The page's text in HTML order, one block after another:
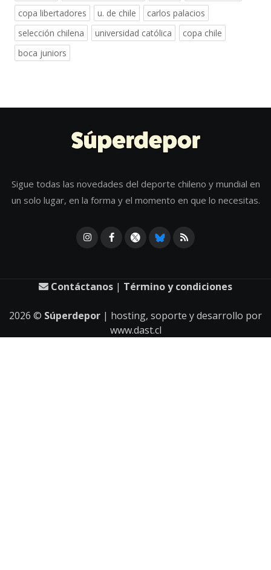
copa libertadores
u. de chile
carlos palacios
selección chilena
universidad católica
copa chile
boca juniors
Sigue todas las novedades del deporte chileno y mundial en
un solo lugar, en la forma y el momento en que lo necesitas.
Contáctanos | Término y condiciones
2026 © Súperdepor | hosting, soporte y desarrollo por
www.dast.cl